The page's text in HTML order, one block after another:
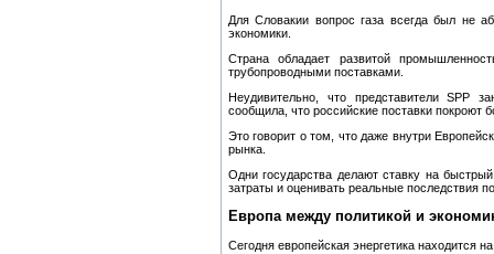
Для Словакии вопрос газа всегда был не
экономики.
Страна обладает развитой
трубопроводными поставками.
Неудивительно, что представители SPP
сообщила, что российские поставки покроют
Это говорит о том, что даже внутри
рынка.
Одни государства делают ставку на
затраты и оценивать реальные последствия
Европа между политикой и
Сегодня европейская энергетика находится